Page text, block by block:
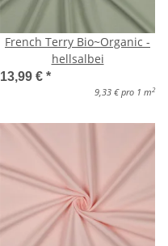
French Terry Bio~Organic -
hellsalbei
13,99 € *
9,33 € pro 1 m 2